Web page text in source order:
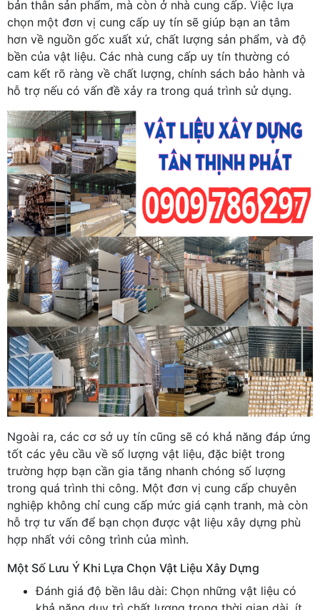
bản thân sản phẩm, mà còn ở nhà cung cấp. Việc lựa
chọn một đơn vị cung cấp uy tín sẽ giúp bạn an tâm
hơn về nguồn gốc xuất xứ, chất lượng sản phẩm, và độ
bền của vật liệu. Các nhà cung cấp uy tín thường có
cam kết rõ ràng về chất lượng, chính sách bảo hành và
hỗ trợ nếu có vấn đề xảy ra trong quá trình sử dụng.
Ngoài ra, các cơ sở uy tín cũng sẽ có khả năng đáp ứng
tốt các yêu cầu về số lượng vật liệu, đặc biệt trong
trường hợp bạn cần gia tăng nhanh chóng số lượng
trong quá trình thi công. Một đơn vị cung cấp chuyên
nghiệp không chỉ cung cấp mức giá cạnh tranh, mà còn
hỗ trợ tư vấn để bạn chọn được vật liệu xây dựng phù
hợp nhất với công trình của mình.
Một Số Lưu Ý Khi Lựa Chọn Vật Liệu Xây Dựng
Đánh giá độ bền lâu dài: Chọn những vật liệu có